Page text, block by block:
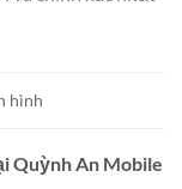
hình
Quỳnh An Mobile